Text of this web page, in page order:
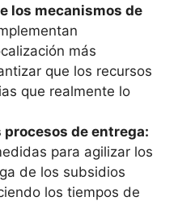
los mecanismos de
más
que los recursos
que realmente lo
de entrega:
para agilizar los
de los subsidios
los tiempos de